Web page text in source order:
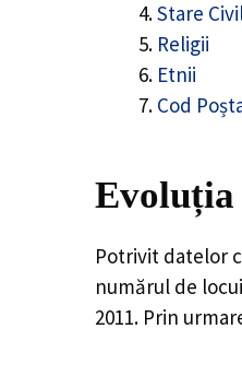
Stare
Religii
Etnii
Cod
Evoluția
Potrivit datelor
numărul de
2011. Prin